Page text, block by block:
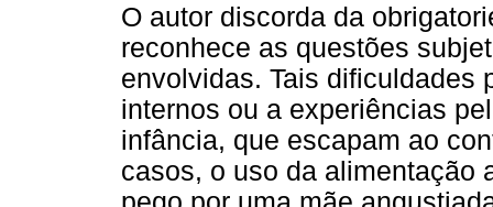
O autor discorda da
reconhece as questões
envolvidas. Tais dificuldades
internos ou a experiências
infância, que escapam ao
casos, o uso da alimentação